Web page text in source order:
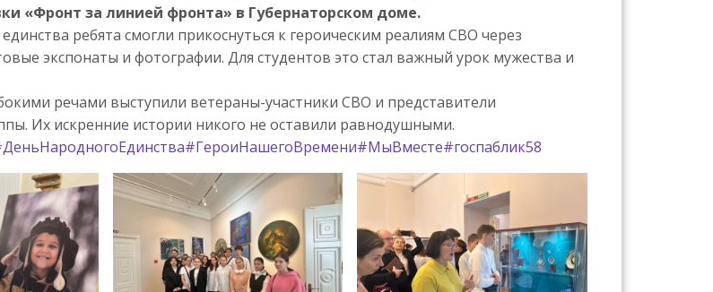
«Фронт за линией фронта» в Губернаторском доме.
ребята смогли прикоснуться к героическим реалиям СВО через
экспонаты и фотографии. Для студентов это стал важный урок мужества и
речами выступили ветераны-участники СВО и представители
Их искренние истории никого не оставили равнодушными.
#ГероиНашегоВремени#МыВместе#госпаблик58